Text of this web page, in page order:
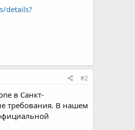
details?
#2
в Санкт-
требования. В нашем